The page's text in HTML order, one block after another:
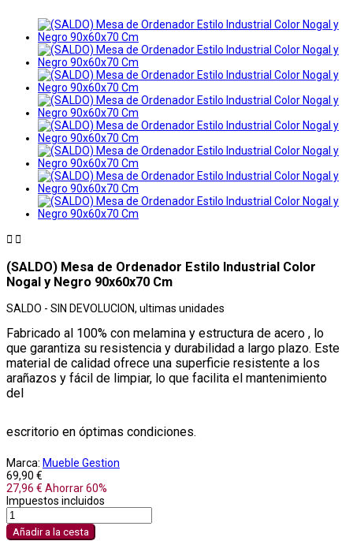
 
(SALDO) Mesa de Ordenador Estilo Industrial Color
Nogal y Negro 90x60x70 Cm
SALDO - SIN DEVOLUCION, ultimas unidades
Fabricado al 100% con melamina y estructura de acero , lo
que garantiza su resistencia y durabilidad a largo plazo. Este
material de calidad ofrece una superficie resistente a los
arañazos y fácil de limpiar, lo que facilita el mantenimiento
del
escritorio en óptimas condiciones.
Marca: Mueble Gestion
69,90 €
27,96 € Ahorrar 60%
Impuestos incluidos
Añadir a la cesta